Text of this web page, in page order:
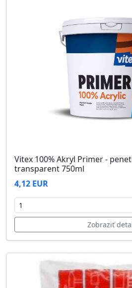
Vitex 100% Akryl Primer -
transparent 750ml
4,12 EUR
Zobraziť